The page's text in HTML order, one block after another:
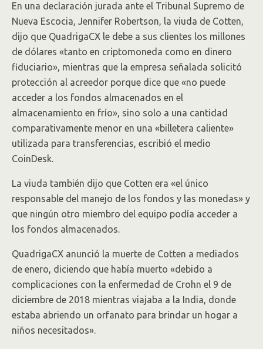
En una declaración jurada ante el Tribunal Supremo de
Nueva Escocia, Jennifer Robertson, la viuda de Cotten,
dijo que QuadrigaCX le debe a sus clientes los millones
de dólares «tanto en criptomoneda como en dinero
fiduciario», mientras que la empresa señalada solicitó
protección al acreedor porque dice que «no puede
acceder a los fondos almacenados en el
almacenamiento en frío», sino solo a una cantidad
comparativamente menor en una «billetera caliente»
utilizada para transferencias, escribió el medio
CoinDesk.
La viuda también dijo que Cotten era «el único
responsable del manejo de los fondos y las monedas» y
que ningún otro miembro del equipo podía acceder a
los fondos almacenados.
QuadrigaCX anunció la muerte de Cotten a mediados
de enero, diciendo que había muerto «debido a
complicaciones con la enfermedad de Crohn el 9 de
diciembre de 2018 mientras viajaba a la India, donde
estaba abriendo un orfanato para brindar un hogar a
niños necesitados».